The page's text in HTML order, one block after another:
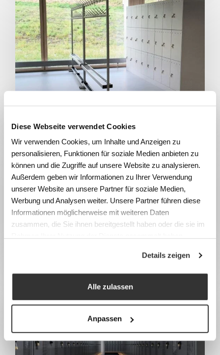
Diese Webseite verwendet Cookies
Wir verwenden Cookies, um Inhalte und Anzeigen zu
personalisieren, Funktionen für soziale Medien anbieten zu
können und die Zugriffe auf unsere Website zu analysieren.
Außerdem geben wir Informationen zu Ihrer Verwendung
unserer Website an unsere Partner für soziale Medien,
Werbung und Analysen weiter. Unsere Partner führen diese
Informationen möglicherweise mit weiteren Daten
zusammen, die Sie ihnen bereitgestellt haben oder die sie im
Details zeigen
Alle zulassen
Anpassen